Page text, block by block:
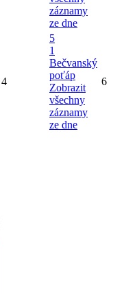
záznamy
ze dne
4
5
1
Bečvanský
poťáp
Zobrazit
všechny
záznamy
ze dne
6